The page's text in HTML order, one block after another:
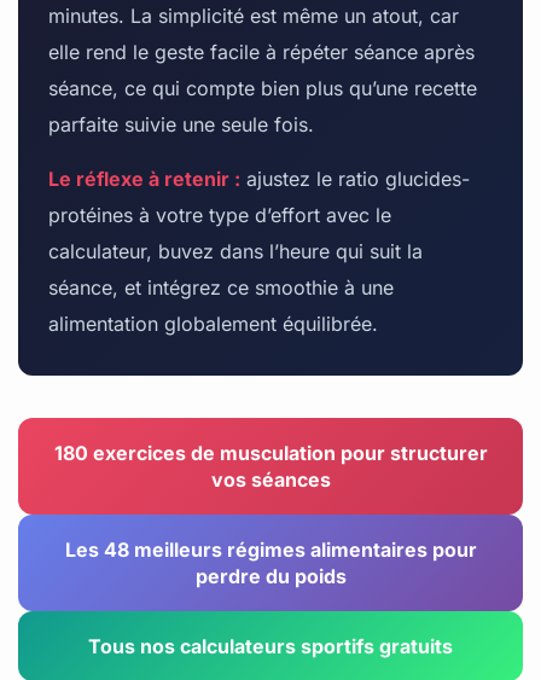
minutes. La simplicité est même un atout, car
elle rend le geste facile à répéter séance après
séance, ce qui compte bien plus qu’une recette
parfaite suivie une seule fois.
Le réflexe à retenir : ajustez le ratio glucides-
protéines à votre type d’effort avec le
calculateur, buvez dans l’heure qui suit la
séance, et intégrez ce smoothie à une
alimentation globalement équilibrée.
180 exercices de musculation pour structurer
vos séances
Les 48 meilleurs régimes alimentaires pour
perdre du poids
Tous nos calculateurs sportifs gratuits